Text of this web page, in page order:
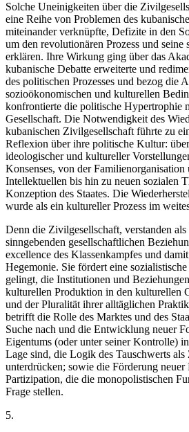
Solche Uneinigkeiten über die
eine Reihe von Problemen des
miteinander verknüpfte, Defizite in den
um den revolutionären Prozess und seine
erklären. Ihre Wirkung ging über das
kubanische Debatte erweiterte und
des politischen Prozesses und bezog die
sozioökonomischen und kulturellen
konfrontierte die politische Hypertrophie
Gesellschaft. Die Notwendigkeit des
kubanischen Zivilgesellschaft führte zu
Reflexion über ihre politische Kultur:
ideologischer und kultureller
Konsenses, von der
Intellektuellen bis hin zu neuen sozialen
Konzeption des Staates. Die
wurde als ein kultureller Prozess im
Denn die Zivilgesellschaft, verstanden als
sinngebenden gesellschaftlichen
excellence des Klassenkampfes und
Hegemonie. Sie fördert eine
gelingt, die Institutionen und
kulturellen Produktion in den kulturellen
und der Pluralität ihrer alltäglichen
betrifft die Rolle des Marktes und des
Suche nach und die Entwicklung neuer
Eigentums (oder unter seiner Kontrolle)
Lage sind, die Logik des Tauschwerts
unterdrücken; sowie die Förderung neuer
Partizipation, die die monopolistischen
Frage stellen.
5.